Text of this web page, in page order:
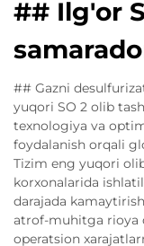
## Ilg'or
## Gazni
yuqori SO 2 olib
texnologiya va
foydalanish orqali
Tizim eng yuqori
korxonalarida
darajada
atrof-muhitga rioya
operatsion